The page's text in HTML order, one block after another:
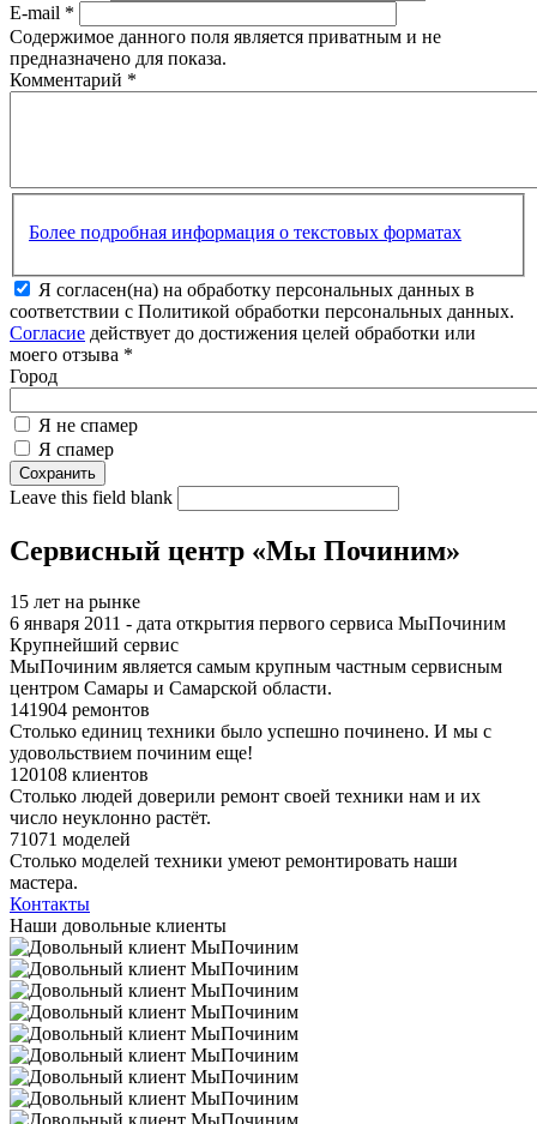
E-mail *
Содержимое данного поля является приватным и не
предназначено для показа.
Комментарий *
Более подробная информация о текстовых форматах
Я согласен(на) на обработку персональных данных в
соответствии с Политикой обработки персональных данных.
Согласие действует до достижения целей обработки или
моего отзыва *
Город
Я не спамер
Я спамер
Leave this field blank
Сервисный центр «Мы Починим»
15 лет на рынке
6 января 2011 - дата открытия первого сервиса МыПочиним
Крупнейший сервис
МыПочиним является самым крупным частным сервисным
центром Самары и Самарской области.
141904 ремонтов
Столько единиц техники было успешно починено. И мы с
удовольствием починим еще!
120108 клиентов
Столько людей доверили ремонт своей техники нам и их
число неуклонно растёт.
71071 моделей
Столько моделей техники умеют ремонтировать наши
мастера.
Контакты
Наши довольные клиенты